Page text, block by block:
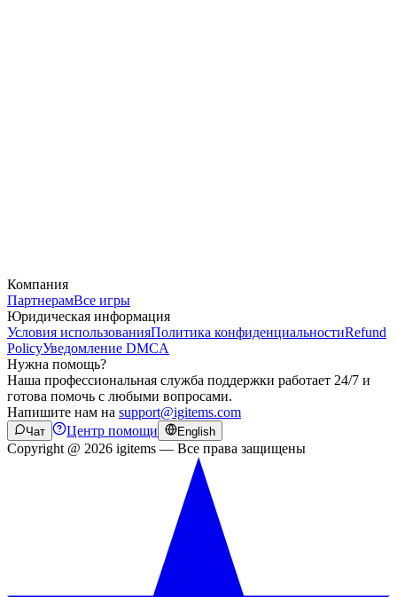
Компания
ПартнерамВсе игры
Юридическая информация
Условия использованияПолитика конфиденциальностиRefund
PolicyУведомление DMCA
Нужна помощь?
Наша профессиональная служба поддержки работает 24/7 и
готова помочь с любыми вопросами.
Напишите нам на support@igitems.com
Чат Центр помощи English
Copyright @ 2026 igitems — Все права защищены